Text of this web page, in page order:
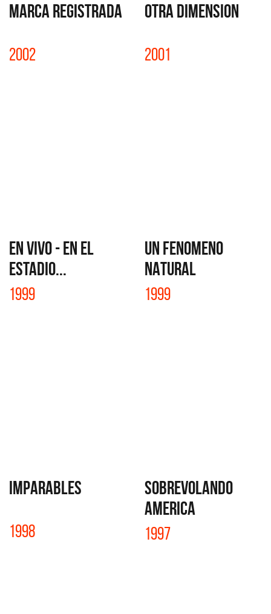
MARCA REGISTRADA
2002
OTRA DIMENSION
2001
EN VIVO - EN EL
ESTADIO...
1999
UN FENOMENO
NATURAL
1999
IMPARABLES
1998
SOBREVOLANDO
AMERICA
1997